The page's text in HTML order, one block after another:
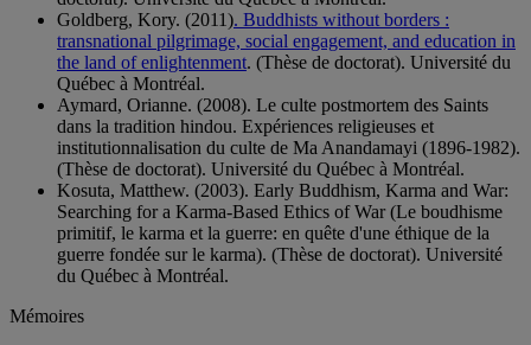
Goldberg, Kory. (2011). Buddhists without borders :
transnational pilgrimage, social engagement, and education in
the land of enlightenment. (Thèse de doctorat). Université du
Québec à Montréal.
Aymard, Orianne. (2008). Le culte postmortem des Saints
dans la tradition hindou. Expériences religieuses et
institutionnalisation du culte de Ma Anandamayi (1896-1982).
(Thèse de doctorat). Université du Québec à Montréal.
Kosuta, Matthew. (2003). Early Buddhism, Karma and War:
Searching for a Karma-Based Ethics of War (Le boudhisme
primitif, le karma et la guerre: en quête d'une éthique de la
guerre fondée sur le karma). (Thèse de doctorat). Université
du Québec à Montréal.
Mémoires